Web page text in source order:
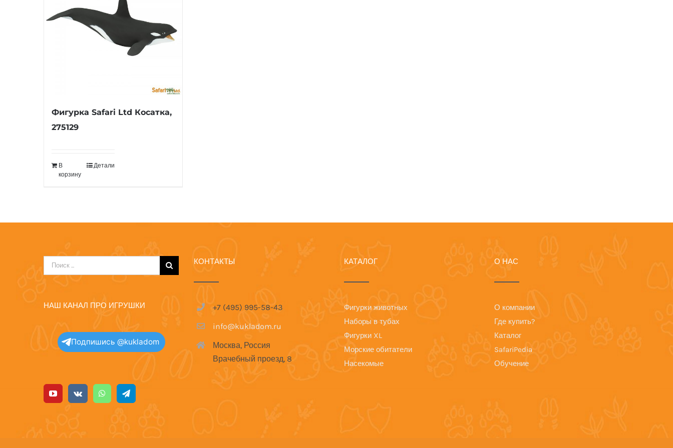
Фигурка Safari Ltd Косатка,
275129
В
корзину
Детали
Результат
поиска:
НАШ КАНАЛ ПРО ИГРУШКИ
Подпишись @kukladom
КОНТАКТЫ
+7 (495) 995-58-43
info@kukladom.ru
Москва, Россия
Врачебный проезд, 8
КАТАЛОГ
Фигурки животных
Наборы в тубах
Фигурки XL
Морские обитатели
Насекомые
О НАС
О компании
Где купить?
Каталог
SafariPedia
Обучение